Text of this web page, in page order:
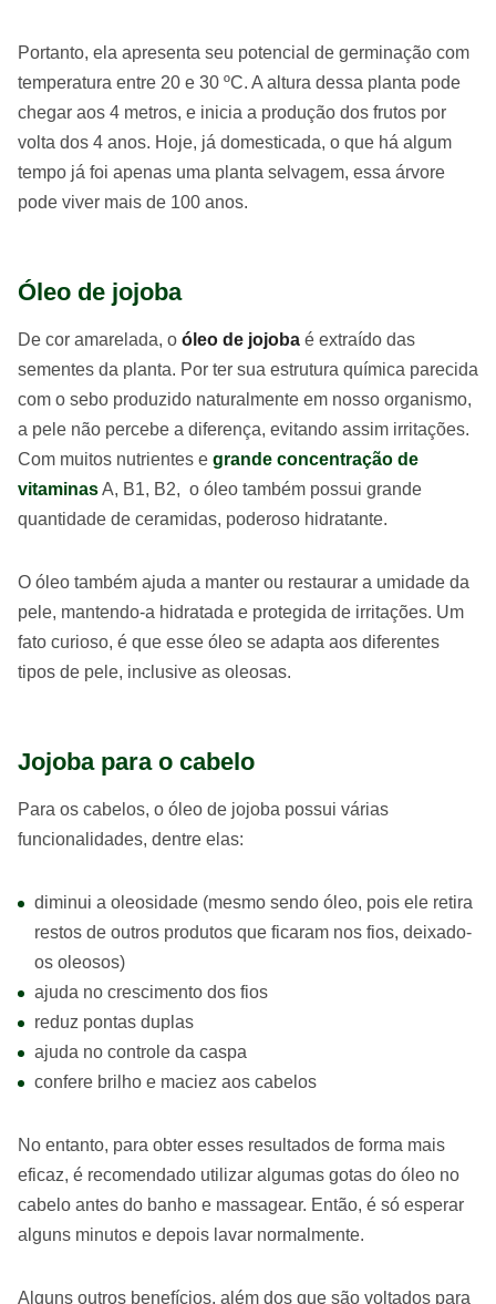
Portanto, ela apresenta seu potencial de germinação com
temperatura entre 20 e 30 ºC. A altura dessa planta pode
chegar aos 4 metros, e inicia a produção dos frutos por
volta dos 4 anos. Hoje, já domesticada, o que há algum
tempo já foi apenas uma planta selvagem, essa árvore
pode viver mais de 100 anos.
Óleo de jojoba
De cor amarelada, o óleo de jojoba é extraído das
sementes da planta. Por ter sua estrutura química parecida
com o sebo produzido naturalmente em nosso organismo,
a pele não percebe a diferença, evitando assim irritações.
Com muitos nutrientes e grande concentração de
vitaminasA, B1, B2, o óleo também possui grande
quantidade de ceramidas, poderoso hidratante.
O óleo também ajuda a manter ou restaurar a umidade da
pele, mantendo-a hidratada e protegida de irritações. Um
fato curioso, é que esse óleo se adapta aos diferentes
tipos de pele, inclusive as oleosas.
Jojoba para o cabelo
Para os cabelos, o óleo de jojoba possui várias
funcionalidades, dentre elas:
diminui a oleosidade (mesmo sendo óleo, pois ele retira
restos de outros produtos que ficaram nos fios, deixado-
os oleosos)
ajuda no crescimento dos fios
reduz pontas duplas
ajuda no controle da caspa
confere brilho e maciez aos cabelos
No entanto, para obter esses resultados de forma mais
eficaz, é recomendado utilizar algumas gotas do óleo no
cabelo antes do banho e massagear. Então, é só esperar
alguns minutos e depois lavar normalmente.
Alguns outros benefícios, além dos que são voltados para